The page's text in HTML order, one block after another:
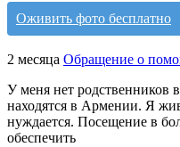
Оживить фото бесплатно
2 месяца Обращение о
У меня нет родственников
находятся в Армении. Я
нуждается. Посещение в
обеспечить